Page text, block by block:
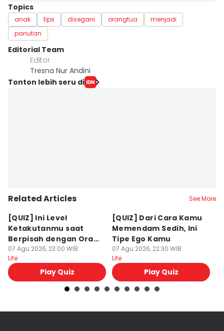
Topics
anak tips disegani orangtua
menjadi
panutan
Editorial Team
Editor
Tresna Nur Andini
Tonton lebih seru di
Related Articles See More
[QUIZ] Ini Level
Ketakutanmu saat
Berpisah dengan Orang
Lain
07 Agu 2026, 23:00 WIB
Life
Play Quiz
[QUIZ] Dari Cara Kamu
Memendam Sedih, Ini
Tipe Ego Kamu
07 Agu 2026, 22:30 WIB
Life
Play Quiz